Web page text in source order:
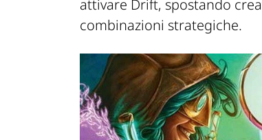
attivare Drift, spostando
combinazioni strategiche.